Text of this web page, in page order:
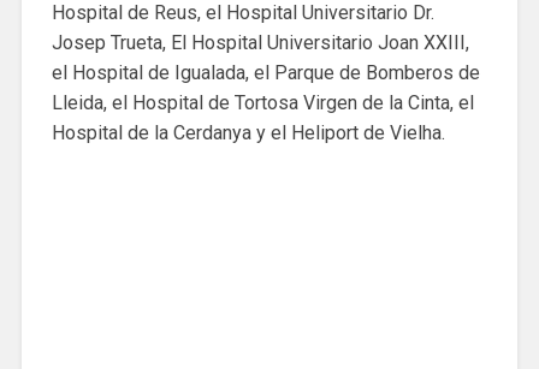
Hospital de Reus, el Hospital Universitario Dr.
Josep Trueta, El Hospital Universitario Joan XXIII,
el Hospital de Igualada, el Parque de Bomberos de
Lleida, el Hospital de Tortosa Virgen de la Cinta, el
Hospital de la Cerdanya y el Heliport de Vielha.